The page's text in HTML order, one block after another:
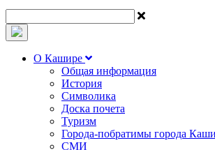
О Кашире
Общая информация
История
Символика
Доска почета
Туризм
Города-побратимы города
СМИ